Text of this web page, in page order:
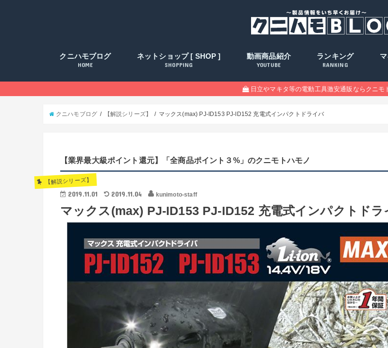
クニハモブログ
HOME
ネットショップ [ SHOP ]
SHOPPING
動画商品紹介
YOUTUBE
ランキング
RANKING
日立やマキタ等の電動工具激安通販ならクニモ
クニハモブログ 【解説シリーズ】 マックス(max) PJ-ID153 PJ-ID152 充電式インパクトドライバ
【業界最大級ポイント還元】「全商品ポイント３%」のクニモトハモノ
【解説シリーズ】
2019.11.01 2019.11.04 kunimoto-staff
マックス(max) PJ-ID153 PJ-ID152 充電式インパクトドラ